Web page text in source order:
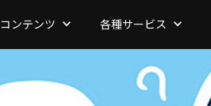
コンテンツ keyboard_arrow_down 各種サービス keyboard_arrow_down